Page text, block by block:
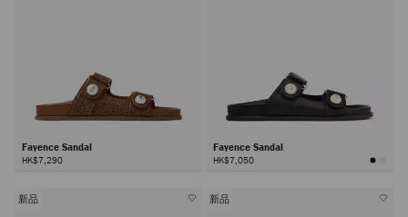
Fayence Sandal
HK$7,290
Fayence Sandal
HK$7,050
新品 新品